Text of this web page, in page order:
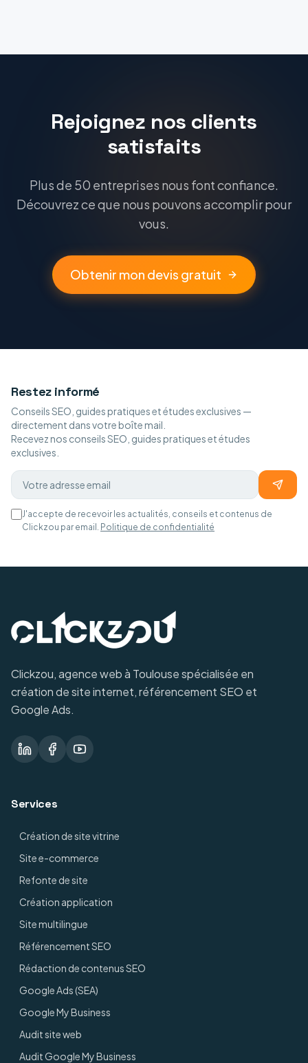
Rejoignez nos clients
satisfaits
Plus de 50 entreprises nous font confiance.
Découvrez ce que nous pouvons accomplir pour
vous.
Obtenir mon devis gratuit
Restez informé
Conseils SEO, guides pratiques et études exclusives —
directement dans votre boîte mail.
Recevez nos conseils SEO, guides pratiques et études
exclusives.
J'accepte de recevoir les actualités, conseils et contenus de
Clickzou par email. Politique de confidentialité
Clickzou, agence web à Toulouse spécialisée en
création de site internet, référencement SEO et
Google Ads.
Services
Création de site vitrine
Site e-commerce
Refonte de site
Création application
Site multilingue
Référencement SEO
Rédaction de contenus SEO
Google Ads (SEA)
Google My Business
Audit site web
Audit Google My Business